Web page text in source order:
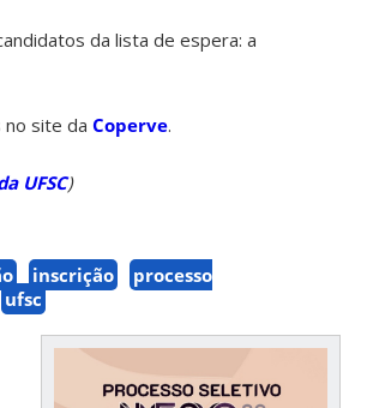
da lista de espera: a
no site daCoperve.
UFSC)
inscrição
processo
ufsc